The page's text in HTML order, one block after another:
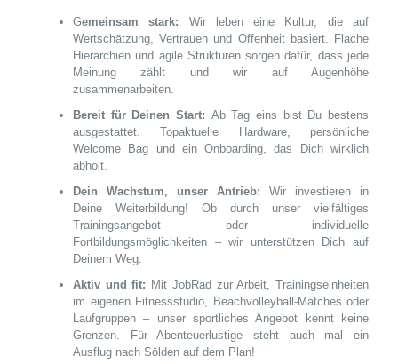
Gemeinsam stark: Wir leben eine Kultur, die auf
Wertschätzung, Vertrauen und Offenheit basiert. Flache
Hierarchien und agile Strukturen sorgen dafür, dass jede
Meinung zählt und wir auf Augenhöhe
zusammenarbeiten.
Bereit für Deinen Start: Ab Tag eins bist Du bestens
ausgestattet. Topaktuelle Hardware, persönliche
Welcome Bag und ein Onboarding, das Dich wirklich
abholt.
Dein Wachstum, unser Antrieb: Wir investieren in
Deine Weiterbildung! Ob durch unser vielfältiges
Trainingsangebot oder individuelle
Fortbildungsmöglichkeiten – wir unterstützen Dich auf
Deinem Weg.
Aktiv und fit: Mit JobRad zur Arbeit, Trainingseinheiten
im eigenen Fitnessstudio, Beachvolleyball-Matches oder
Laufgruppen – unser sportliches Angebot kennt keine
Grenzen. Für Abenteuerlustige steht auch mal ein
Ausflug nach Sölden auf dem Plan!